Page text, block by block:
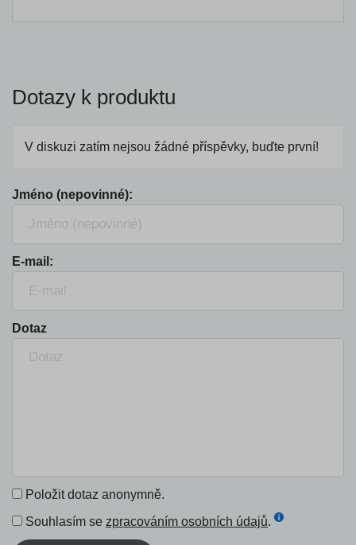
Dotazy k produktu
V diskuzi zatím nejsou žádné příspěvky, buďte první!
Jméno (nepovinné):
E-mail:
Dotaz
Položit dotaz anonymně.
Souhlasím se zpracováním osobních údajů.